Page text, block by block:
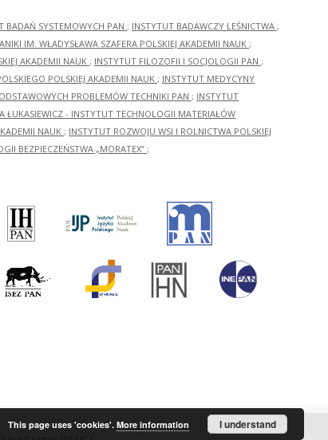
BADAŃ SYSTEMOWYCH PAN ; INSTYTUT BADAWCZY LEŚNICTWA ;
IM. WŁADYSŁAWA SZAFERA POLSKIEJ AKADEMII NAUK ;
AKADEMII NAUK ; INSTYTUT FILOZOFII I SOCJOLOGII PAN ;
POLSKIEJ AKADEMII NAUK ; INSTYTUT MEDYCYNY
PROBLEMÓW TECHNIKI PAN ; INSTYTUT
ŁUKASIEWICZ - INSTYTUT TECHNOLOGII MATERIAŁÓW
NAUK ; INSTYTUT ROZWOJU WSI I ROLNICTWA POLSKIEJ
BEZPIECZEŃSTWA „MORATEX” ;
This page uses 'cookies'. More information I understand